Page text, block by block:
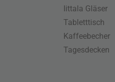
Iittala Gläser
Tabletttisch
Kaffeebecher
Tagesdecken